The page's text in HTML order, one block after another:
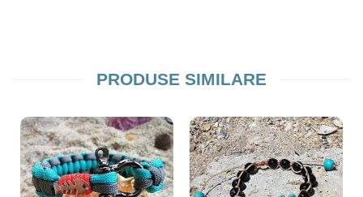
PRODUSE SIMILARE